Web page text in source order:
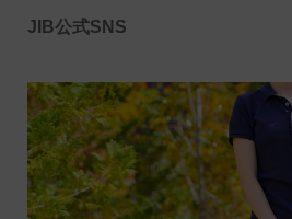
JIB公式SNS